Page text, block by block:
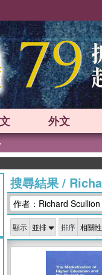
外文
搜尋結果/
作者：Richard Scullion
顯示 排序